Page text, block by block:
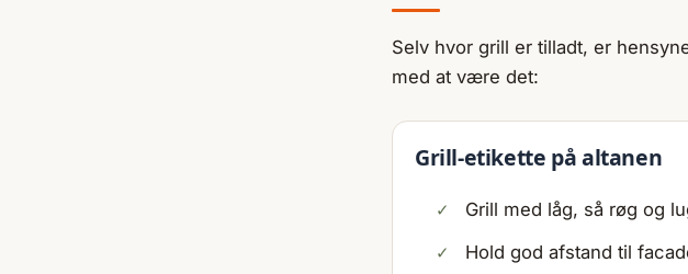
Selv hvor grill er tilladt, er
med at være det:
Grill-etikette på altanen
Grill med låg, så røg og
Hold god afstand til